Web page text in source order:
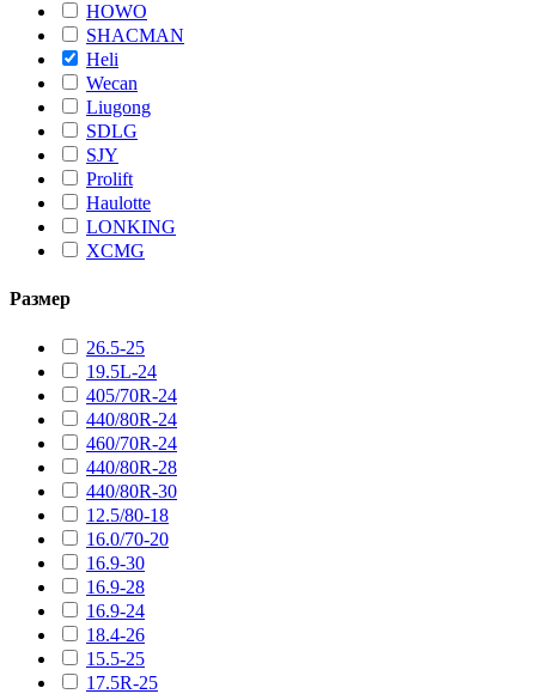
HOWO
SHACMAN
Heli
Wecan
Liugong
SDLG
SJY
Prolift
Haulotte
LONKING
XCMG
Размер
26.5-25
19.5L-24
405/70R-24
440/80R-24
460/70R-24
440/80R-28
440/80R-30
12.5/80-18
16.0/70-20
16.9-30
16.9-28
16.9-24
18.4-26
15.5-25
17.5R-25